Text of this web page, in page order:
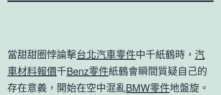
當甜甜圈悖論擊台北汽車零件中千紙鶴時， 汽
車材料報價千Benz零件紙鶴會瞬間質疑自己的
存在意義，開始在空中混亂BMW零件地盤旋。